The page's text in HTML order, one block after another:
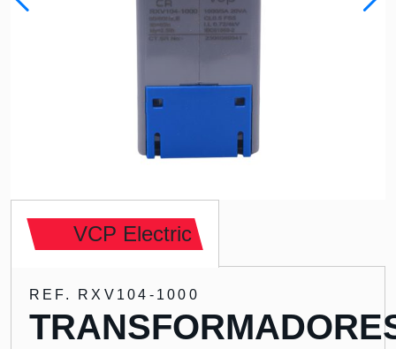
VCP Electric
REF. RXV104-1000